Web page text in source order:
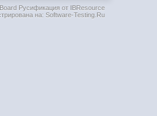
Русификация от IBResource
на: Software-Testing.Ru